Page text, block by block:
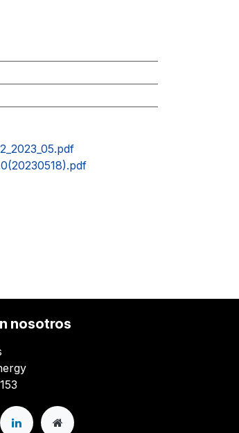
nosotros